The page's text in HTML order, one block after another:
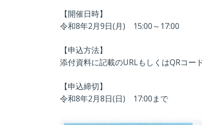
【開催日時】
令和8年2月9日(月) 15:00～17:00
【申込方法】
添付資料に記載のURLもしくはQRコー
【申込締切】
令和8年2月8日(日) 17:00まで